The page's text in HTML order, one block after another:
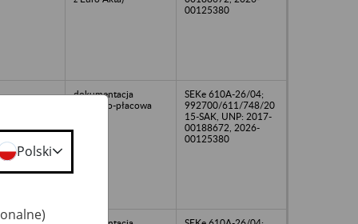
00125380
dokumentacja
osobowo-płacowa
SEKe 610A-26/04;
992700/611/748/20
15-SAK, UNP: 2017-
00188672, 2026-
00125380
Polski